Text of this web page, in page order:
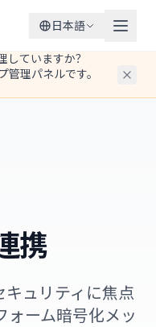
日本語
ていますか？
理パネルです。
携
ュリティに焦点
ォーム暗号化メッ